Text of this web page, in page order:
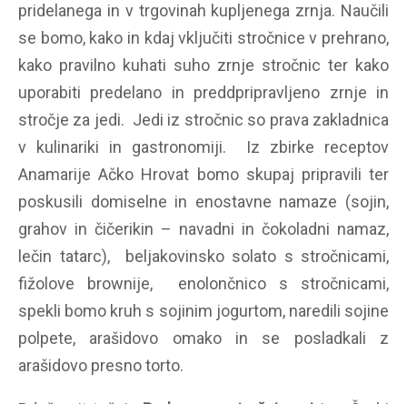
pridelanega in v trgovinah kupljenega zrnja. Naučili
se bomo, kako in kdaj vključiti stročnice v prehrano,
kako pravilno kuhati suho zrnje stročnic ter kako
uporabiti predelano in preddpripravljeno zrnje in
stročje za jedi. Jedi iz stročnic so prava zakladnica
v kulinariki in gastronomiji. Iz zbirke receptov
Anamarije Ačko Hrovat bomo skupaj pripravili ter
poskusili domiselne in enostavne namaze (sojin,
grahov in čičerikin – navadni in čokoladni namaz,
lečin tatarc), beljakovinsko solato s stročnicami,
fižolove brownije, enolončnico s stročnicami,
spekli bomo kruh s sojinim jogurtom, naredili sojine
polpete, arašidovo omako in se posladkali z
arašidovo presno torto.